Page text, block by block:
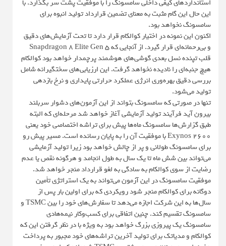
استانداردهای کیفی داخلی سامسونگ را با موفقیت پشت سر بگذارد. با
این حال این گام مثبت به معنای تضمین قرارداد تولید انبوه برای
سامسونگ نخواهد بود.
اکنون این نمونه در اختیار کوالکام قرار دارد تا تحت آزمایش‌های دقیق
و بی‌رحمانه‌ای قرار گیرد. از آنجایی که Snapdragon 8 Elite Gen 5
قلب تپنده نسل بعدی گوشی‌های هوشمند پرچمدار خواهد بود کوالکام
هیچ جنبه‌ای را نادیده نخواهد گرفت. این ارزیابی‌های سختگیرانه شامل
بررسی دقیق بهره‌وری انرژی عملکرد حرارتی پایداری و نرخ بازدهی
تولید می‌شود.
تنها در صورتی که سامسونگ بتواند از این آزمون‌های دشوار سربلند
بیرون آید فرآیند تولید آزمایشی آغاز خواهد شد مرحله‌ای که البته
طبق گزارش‌ها سامسونگ ماه‌ها پیش برای تراشه اختصاصی خود یعنی
Exynos 2600 با موفقیت آن را به پایان رسانده است. مسیر پیش رو
برای سامسونگ طولانی و پر از چالش خواهد بود زیرا تولید آزمایشی
می‌تواند بین شش ماه تا یک سال به طول انجامد و هرگونه نقص یا عدم
رضایت از سوی کوالکام به سادگی به لغو قرارداد منجر خواهد شد.
موفقیت سامسونگ در این آزمون می‌تواند به یک استراتژی تأمین
دوگانه برای کوالکام منجر شود رویکردی که برای اولین بار پس از
سال‌ها به این شرکت اجازه می‌دهد تا سفارش‌های خود را بین TSMC و
سامسونگ تقسیم کند. چنین اتفاقی برای کسب‌وکار نیمه‌هادی
سامسونگ یک پیروزی بزرگ خواهد بود به ویژه با در نظر گرفتن این که
کوالکام و مدیاتک برای تولید آخرین تراشه‌های خود مجبور به پرداخت